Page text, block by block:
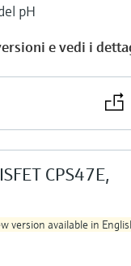
pH
e vedi i
CPS47E,
version available in